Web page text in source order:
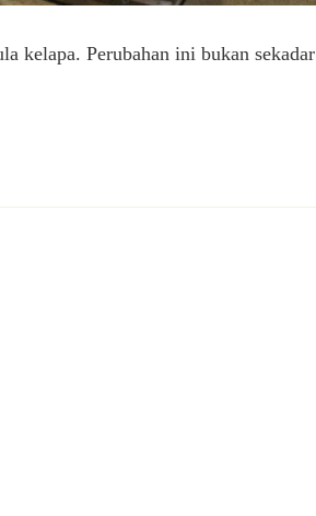
kelapa. Perubahan ini bukan sekadar